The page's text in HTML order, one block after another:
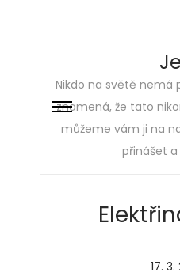
Nikdo na světě nemá
znamená, že tato
můžeme vám ji na
přinášet
P
17.